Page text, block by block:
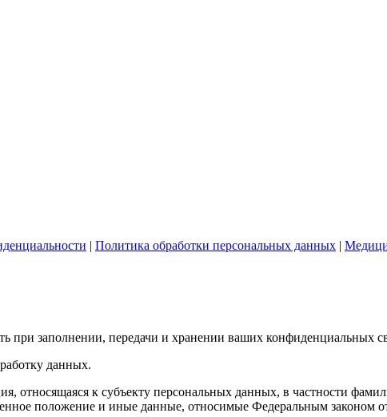
| Политика обработки персональных данных |
при заполнении, передачи и хранении ваших конфиденциальных
данных.
относящаяся к субъекту персональных данных, в частности
положение и иные данные, относимые Федеральным